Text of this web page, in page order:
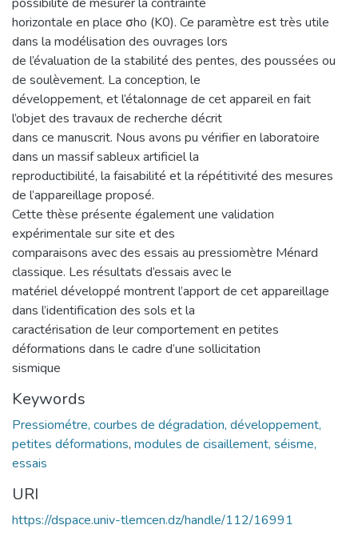
horizontale en place σho (K0). Ce paramètre est très utile
dans la modélisation des ouvrages lors
de l’évaluation de la stabilité des pentes, des poussées ou
de soulèvement. La conception, le
développement, et l’étalonnage de cet appareil en fait
l’objet des travaux de recherche décrit
dans ce manuscrit. Nous avons pu vérifier en laboratoire
dans un massif sableux artificiel la
reproductibilité, la faisabilité et la répétitivité des mesures
de l’appareillage proposé.
Cette thèse présente également une validation
expérimentale sur site et des
comparaisons avec des essais au pressiomètre Ménard
classique. Les résultats d’essais avec le
matériel développé montrent l’apport de cet appareillage
dans l’identification des sols et la
caractérisation de leur comportement en petites
déformations dans le cadre d’une sollicitation
sismique
Keywords
Pressiométre, courbes de dégradation, développement,
petites déformations, modules de cisaillement, séisme,
essais
URI
https://dspace.univ-tlemcen.dz/handle/112/16991